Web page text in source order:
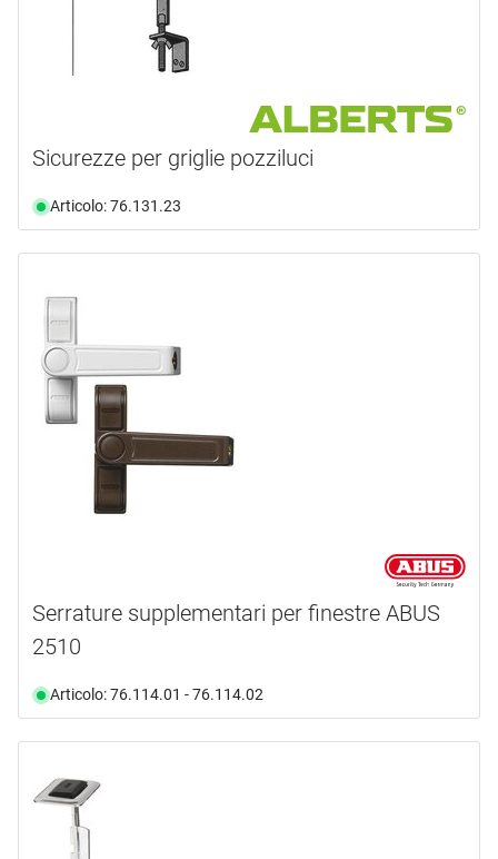
Sicurezze per griglie pozziluci
Articolo: 76.131.23
Serrature supplementari per finestre ABUS
2510
Articolo: 76.114.01 - 76.114.02